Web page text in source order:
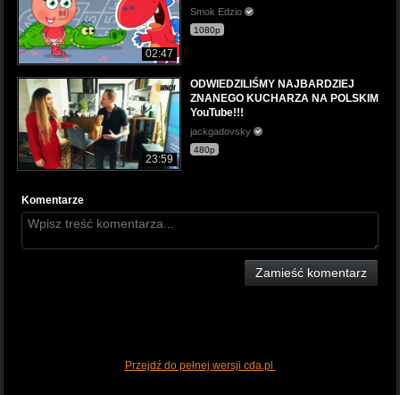
02:47
Smok Edzio
1080p
23:59
ODWIEDZILIŚMY NAJBARDZIEJ
ZNANEGO KUCHARZA NA POLSKIM
YouTube!!!
jackgadovsky
480p
Komentarze
Zamieść komentarz
Przejdź do pełnej wersji cda.pl